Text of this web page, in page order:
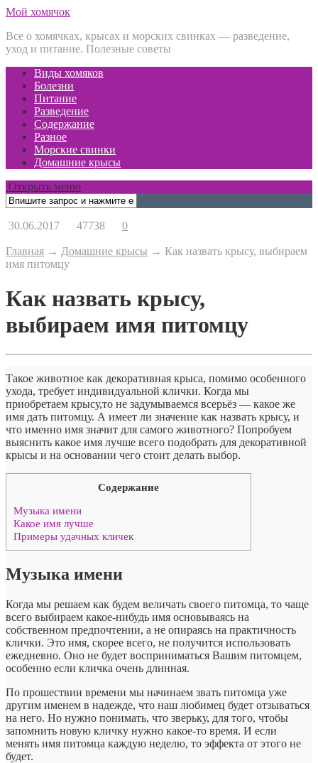
Мой хомячок
Все о хомячках, крысах и морских свинках — разведение,
уход и питание. Полезные советы
Виды хомяков
Болезни
Питание
Разведение
Содержание
Разное
Морские свинки
Домашние крысы
Открыть меню
30.06.2017 47738 0
Главная → Домашние крысы → Как назвать крысу, выбираем
имя питомцу
Как назвать крысу,
выбираем имя питомцу
Такое животное как декоративная крыса, помимо особенного
ухода, требует индивидуальной клички. Когда мы
приобретаем крысу,то не задумываемся всерьёз — какое же
имя дать питомцу. А имеет ли значение как назвать крысу, и
что именно имя значит для самого животного? Попробуем
выяснить какое имя лучше всего подобрать для декоративной
крысы и на основании чего стоит делать выбор.
Содержание
Музыка имени
Какое имя лучше
Примеры удачных кличек
Музыка имени
Когда мы решаем как будем величать своего питомца, то чаще
всего выбираем какое-нибудь имя основываясь на
собственном предпочтении, а не опираясь на практичность
клички. Это имя, скорее всего, не получится использовать
ежедневно. Оно не будет восприниматься Вашим питомцем,
особенно если кличка очень длинная.
По прошествии времени мы начинаем звать питомца уже
другим именем в надежде, что наш любимец будет отзываться
на него. Но нужно понимать, что зверьку, для того, чтобы
запомнить новую кличку нужно какое-то время. И если
менять имя питомца каждую неделю, то эффекта от этого не
будет.